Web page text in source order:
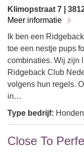
Klimopstraat 7 |
Meer informatie
Ik ben een
toe een nestje pups
combinaties. Wij zijn
Ridgeback Club
volgens hun regels.
in…
Type bedrijf:
Close To